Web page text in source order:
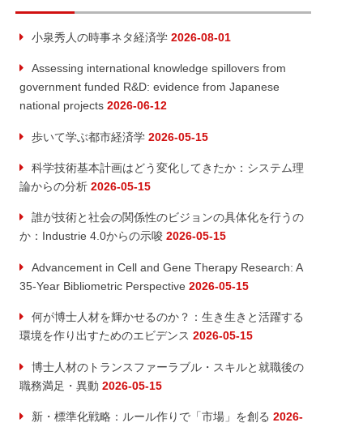
小泉秀人の時事ネタ経済学 2026-08-01
Assessing international knowledge spillovers from
government funded R&D: evidence from Japanese
national projects 2026-06-12
歩いて学ぶ都市経済学 2026-05-15
科学技術基本計画はどう変化してきたか：システム理
論からの分析 2026-05-15
誰が技術と社会の関係性のビジョンの具体化を行うの
か：Industrie 4.0からの示唆 2026-05-15
Advancement in Cell and Gene Therapy Research: A
35-Year Bibliometric Perspective 2026-05-15
何が博士人材を輝かせるのか？：生き生きと活躍する
環境を作り出すためのエビデンス 2026-05-15
博士人材のトランスファーラブル・スキルと就職後の
職務満足・異動 2026-05-15
新・標準化戦略：ルール作りで「市場」を創る 2026-